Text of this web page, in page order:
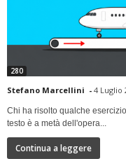
280
Stefano Marcellini - 4 Luglio
Chi ha risolto qualche
testo è a metà dell'opera...
Continua a leggere